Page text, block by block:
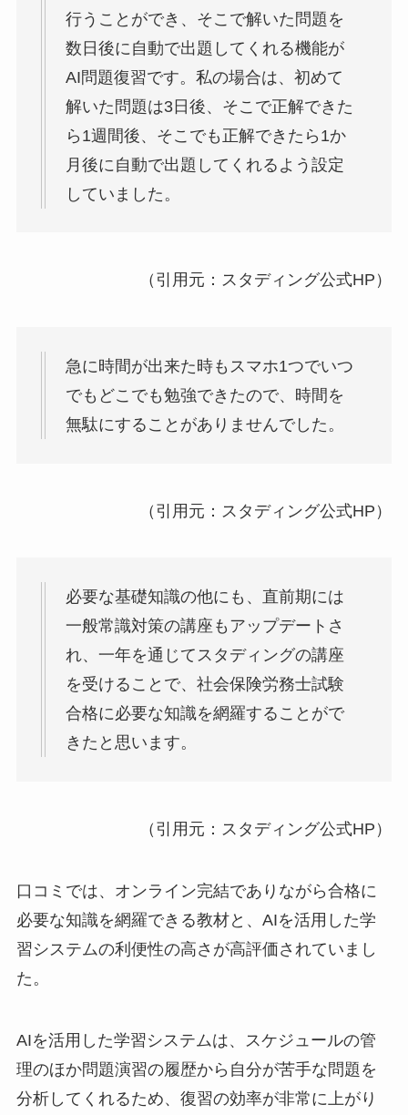
行うことができ、そこで解いた問題を
数日後に自動で出題してくれる機能が
AI問題復習です。私の場合は、初めて
解いた問題は3日後、そこで正解できた
ら1週間後、そこでも正解できたら1か
月後に自動で出題してくれるよう設定
していました。
（引用元：スタディング公式HP）
急に時間が出来た時もスマホ1つでいつ
でもどこでも勉強できたので、時間を
無駄にすることがありませんでした。
（引用元：スタディング公式HP）
必要な基礎知識の他にも、直前期には
一般常識対策の講座もアップデートさ
れ、一年を通じてスタディングの講座
を受けることで、社会保険労務士試験
合格に必要な知識を網羅することがで
きたと思います。
（引用元：スタディング公式HP）
口コミでは、オンライン完結でありながら合格に
必要な知識を網羅できる教材と、AIを活用した学
習システムの利便性の高さが高評価されていまし
た。
AIを活用した学習システムは、スケジュールの管
理のほか問題演習の履歴から自分が苦手な問題を
分析してくれるため、復習の効率が非常に上がり